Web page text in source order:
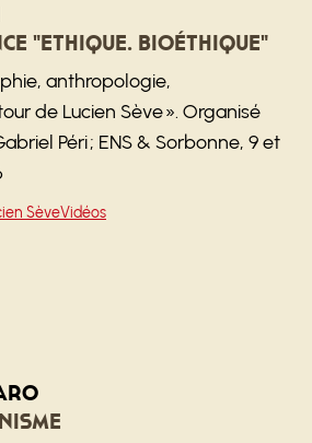
"Ethique. Bioéthique"
anthropologie,
de Lucien Sève ». Organisé
Péri ; ENS & Sorbonne, 9 et
SèveVidéos